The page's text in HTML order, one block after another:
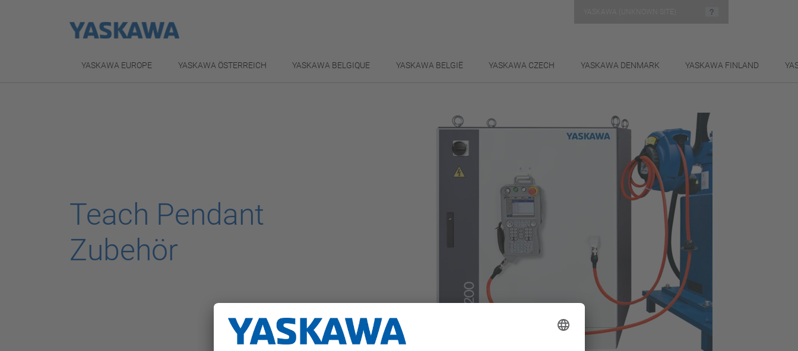
YASKAWA EUROPE YASKAWA ÖSTERREICH YASKAWA BELGIQUE YASKAWA BELGIË YASKAWA CZECH YASKAWA DENMARK YASKAWA FINLAND
Teach Pendant
Zubehör